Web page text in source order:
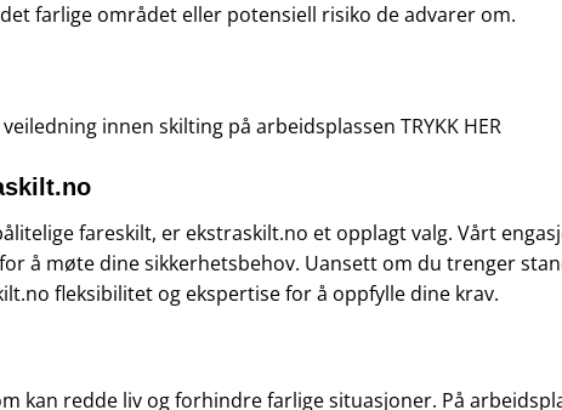
farlige området eller potensiell risiko de advarer om.
innen skilting på arbeidsplassen TRYKK HER
fareskilt, er ekstraskilt.no et opplagt valg. Vårt
å møte dine sikkerhetsbehov. Uansett om du trenger
fleksibilitet og ekspertise for å oppfylle dine krav.
kan redde liv og forhindre farlige situasjoner. På